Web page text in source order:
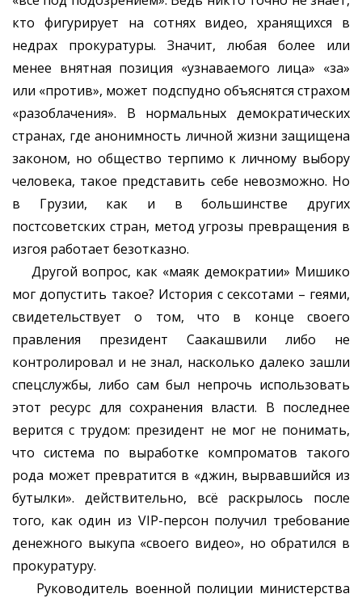
кто фигурирует на сотнях видео, хранящихся в
недрах прокуратуры. Значит, любая более или
менее внятная позиция «узнаваемого лица» «за»
или «против», может подспудно объяснятся страхом
«разоблачения». В нормальных демократических
странах, где анонимность личной жизни защищена
законом, но общество терпимо к личному выбору
человека, такое представить себе невозможно. Но
в Грузии, как и в большинстве других
постсоветских стран, метод угрозы превращения в
изгоя работает безотказно.
Другой вопрос, как «маяк демократии» Мишико
мог допустить такое? История с сексотами – геями,
свидетельствует о том, что в конце своего
правления президент Саакашвили либо не
контролировал и не знал, насколько далеко зашли
спецслужбы, либо сам был непрочь использовать
этот ресурс для сохранения власти. В последнее
верится с трудом: президент не мог не понимать,
что система по выработке компроматов такого
рода может превратится в «джин, вырвавшийся из
бутылки». действительно, всё раскрылось после
того, как один из VIP-персон получил требование
денежного выкупа «своего видео», но обратился в
прокуратуру.
Руководитель военной полиции министерства